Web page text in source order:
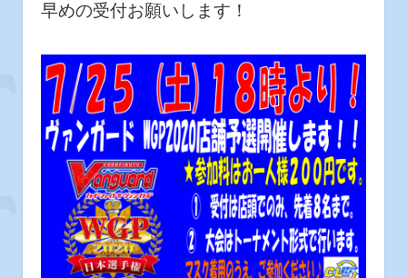
早めの受付お願いします！